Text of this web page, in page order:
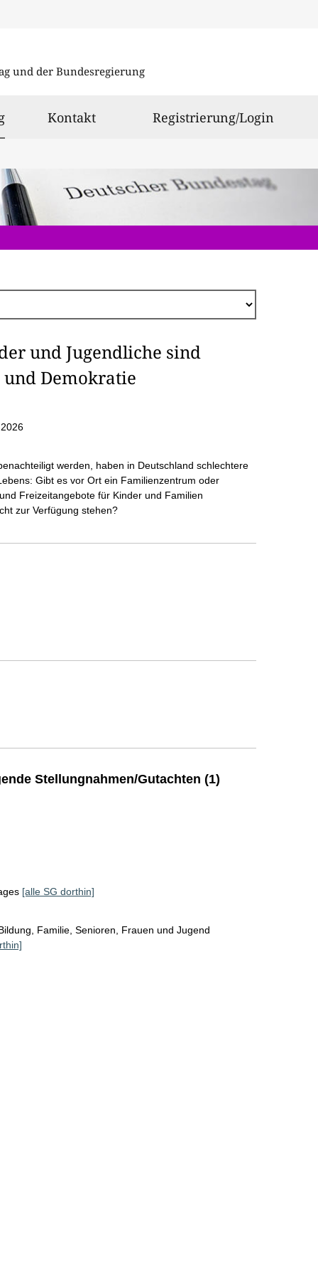
und der Bundesregierung
ausgewählt
Kontakt Registrierung/Login
und Jugendliche sind
Demokratie
werden, haben in Deutschland schlechtere
Gibt es vor Ort ein Familienzentrum oder
Freizeitangebote für Kinder und Familien
zur Verfügung stehen?
Stellungnahmen/Gutachten (1)
[alle SG dorthin]
Familie, Senioren, Frauen und Jugend